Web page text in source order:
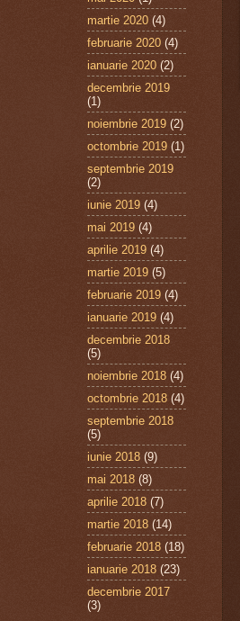
martie 2020 (4)
februarie 2020 (4)
ianuarie 2020 (2)
decembrie 2019
(1)
noiembrie 2019 (2)
octombrie 2019 (1)
septembrie 2019
(2)
iunie 2019 (4)
mai 2019 (4)
aprilie 2019 (4)
martie 2019 (5)
februarie 2019 (4)
ianuarie 2019 (4)
decembrie 2018
(5)
noiembrie 2018 (4)
octombrie 2018 (4)
septembrie 2018
(5)
iunie 2018 (9)
mai 2018 (8)
aprilie 2018 (7)
martie 2018 (14)
februarie 2018 (18)
ianuarie 2018 (23)
decembrie 2017
(3)